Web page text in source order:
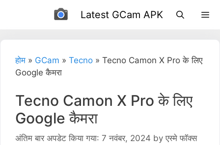
Latest GCam APK
होम » GCam » Tecno » Tecno Camon X Pro के लिए
Google कैमरा
Tecno Camon X Pro के लिए
Google कैमरा
अंतिम बार अपडेट किया गया: 7 नवंबर, 2024 by एस्मे फॉक्स